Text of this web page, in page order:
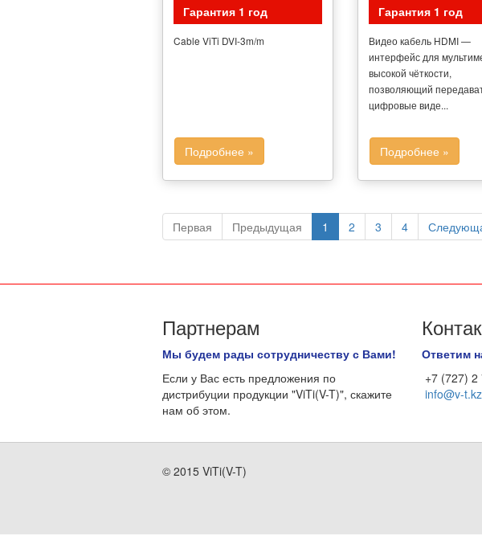
Гарантия 1 год
Cable ViTi DVI-3m/m
Подробнее »
Гарантия 1 год
Видео кабель HDMI —
интерфейс для
высокой чёткости,
позволяющий
цифровые виде...
Подробнее »
Первая Предыдущая 1 2 3 4
Партнерам
Мы будем рады сотрудничеству с Вами!
Если у Вас есть предложения по
дистрибуции продукции "ViTi(V-T)", скажите
нам об этом.
Ответим
+7 (727) 2
info@v-t.kz
© 2015 ViTi(V-T)